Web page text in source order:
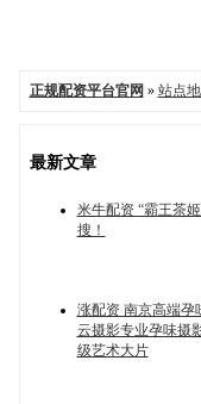
正规配资平台官网 » 站点
最新文章
米牛配资 “霸王茶
搜！
涨配资 南京高端孕
云摄影专业孕味摄
级艺术大片